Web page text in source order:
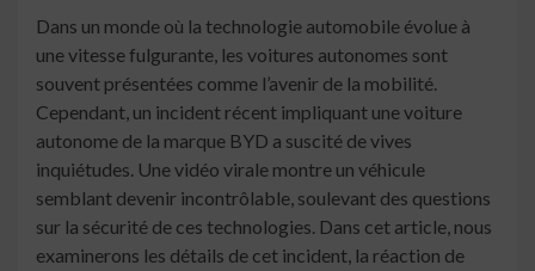
Dans un monde où la technologie automobile évolue à
une vitesse fulgurante, les voitures autonomes sont
souvent présentées comme l’avenir de la mobilité.
Cependant, un incident récent impliquant une voiture
autonome de la marque BYD a suscité de vives
inquiétudes. Une vidéo virale montre un véhicule
semblant devenir incontrôlable, soulevant des questions
sur la sécurité de ces technologies. Dans cet article, nous
examinerons les détails de cet incident, la réaction de